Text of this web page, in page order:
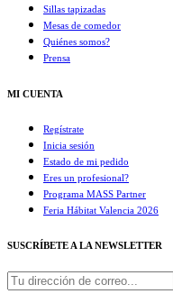
Sillas tapizadas
Mesas de comedor
Quiénes somos?
Prensa
MI CUENTA
Regístrate
Inicia sesión
Estado de mi pedido
Eres un profesional?
Programa MASS Partner
Feria Hábitat Valencia 2026​
SUSCRÍBETE A LA NEWSLETTER